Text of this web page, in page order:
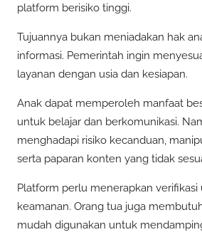
platform berisiko tinggi.
Tujuannya bukan meniadakan hak
informasi. Pemerintah ingin
layanan dengan usia dan kesiapan.
Anak dapat memperoleh manfaat
untuk belajar dan berkomunikasi.
menghadapi risiko kecanduan,
serta paparan konten yang tidak
Platform perlu menerapkan verifikasi
keamanan. Orang tua juga
mudah digunakan untuk